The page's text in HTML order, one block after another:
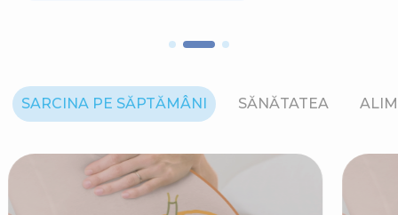
SARCINA PE SĂPTĂMÂNI SĂNĂTATEA